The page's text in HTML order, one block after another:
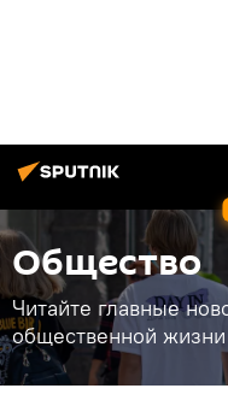
Общество
Читайте главные
общественной